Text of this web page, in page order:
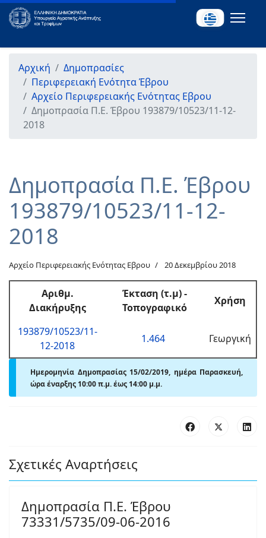
Αρχική
Δημοπρασίες
Περιφερειακή Ενότητα Έβρου
Αρχείο Περιφερειακής Ενότητας Εβρου
Δημοπρασία Π.Ε. Έβρου 193879/10523/11-12-
2018
Δημοπρασία Π.Ε. Έβρου
193879/10523/11-12-
2018
Αρχείο Περιφερειακής Ενότητας Εβρου 20 Δεκεμβρίου 2018
Αριθμ.
Διακήρυξης
Έκταση (τ.μ)-
Τοπογραφικό
Χρήση
193879/10523/11-
12-2018
1.464 Γεωργική
Ημερομηνία Δημοπρασίας 15/02/2019, ημέρα Παρασκευή,
ώρα έναρξης 10:00 π.μ. έως 14:00 μ.μ.
Σχετικές Αναρτήσεις
Δημοπρασία Π.Ε. Έβρου
73331/5735/09-06-2016